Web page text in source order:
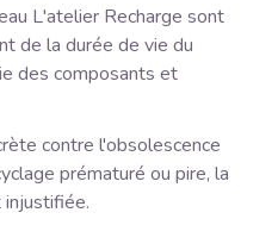
L'atelier Recharge sont
de la durée de vie du
des composants et
contre l'obsolescence
prématuré ou pire, la